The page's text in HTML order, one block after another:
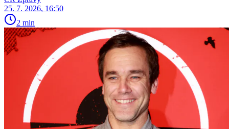
25. 7. 2026, 16:50
2 min